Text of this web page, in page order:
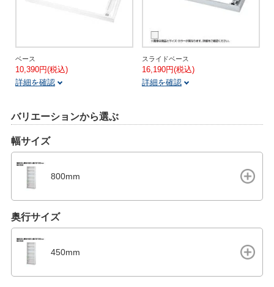
ベース
10,390円(税込)
詳細を確認
スライドベース
16,190円(税込)
詳細を確認
バリエーションから選ぶ
幅サイズ
800mm
奥行サイズ
450mm